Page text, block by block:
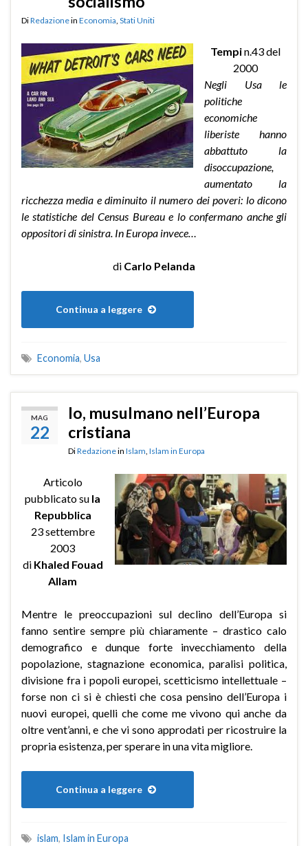
DiRedazionein Economia, Stati Uniti
Tempin.43 del
2000
Negli Usa le
politiche
economiche
liberiste hanno
abbattuto la
disoccupazione,
aumentato la
ricchezza media e diminuito il numero dei poveri: lo dicono
le statistiche del Census Bureau e lo confermano anche gli
oppositori di sinistra. In Europa invece…
di Carlo Pelanda
Continua a leggere
Economia, Usa
MAG
22
Io, musulmano nell’Europa
cristiana
DiRedazionein Islam, Islam in Europa
Articolo
pubblicato su la
Repubblica
23 settembre
2003
di Khaled Fouad
Allam
Mentre le preoccupazioni sul declino dell’Europa si
fanno sentire sempre più chiaramente – drastico calo
demografico e dunque forte invecchiamento della
popolazione, stagnazione economica, paralisi politica,
divisione fra i popoli europei, scetticismo intellettuale –
forse non ci si è chiesti che cosa pensino dell’Europa i
nuovi europei, quelli che come me vivono qui anche da
oltre vent’anni, e che vi sono approdati per ricostruire la
propria esistenza, per sperare in una vita migliore.
Continua a leggere
islam, Islam in Europa